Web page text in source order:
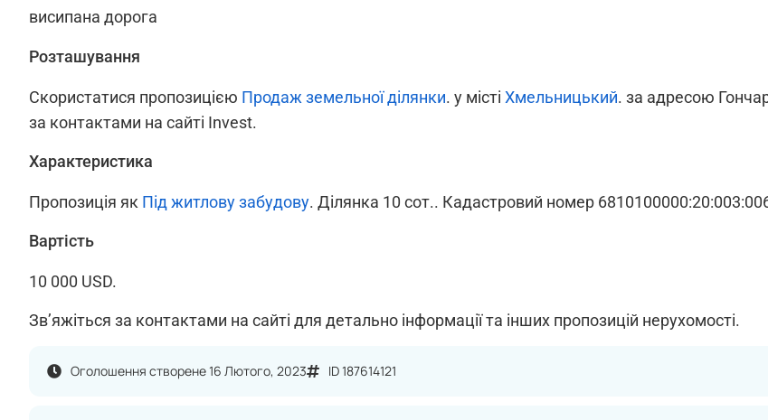
висипана дорога
Розташування
Скористатися пропозицією Продаж земельної ділянки. у місті Хмельницький. за адресою
за контактами на сайті Invest.
Характеристика
Пропозиція як Під житлову забудову. Ділянка 10 сот.. Кадастровий номер
Вартість
10 000 USD.
Зв’яжіться за контактами на сайті для детально інформації та інших пропозицій нерухомості.
Оголошення створене 16 Лютого, 2023 ID 187614121